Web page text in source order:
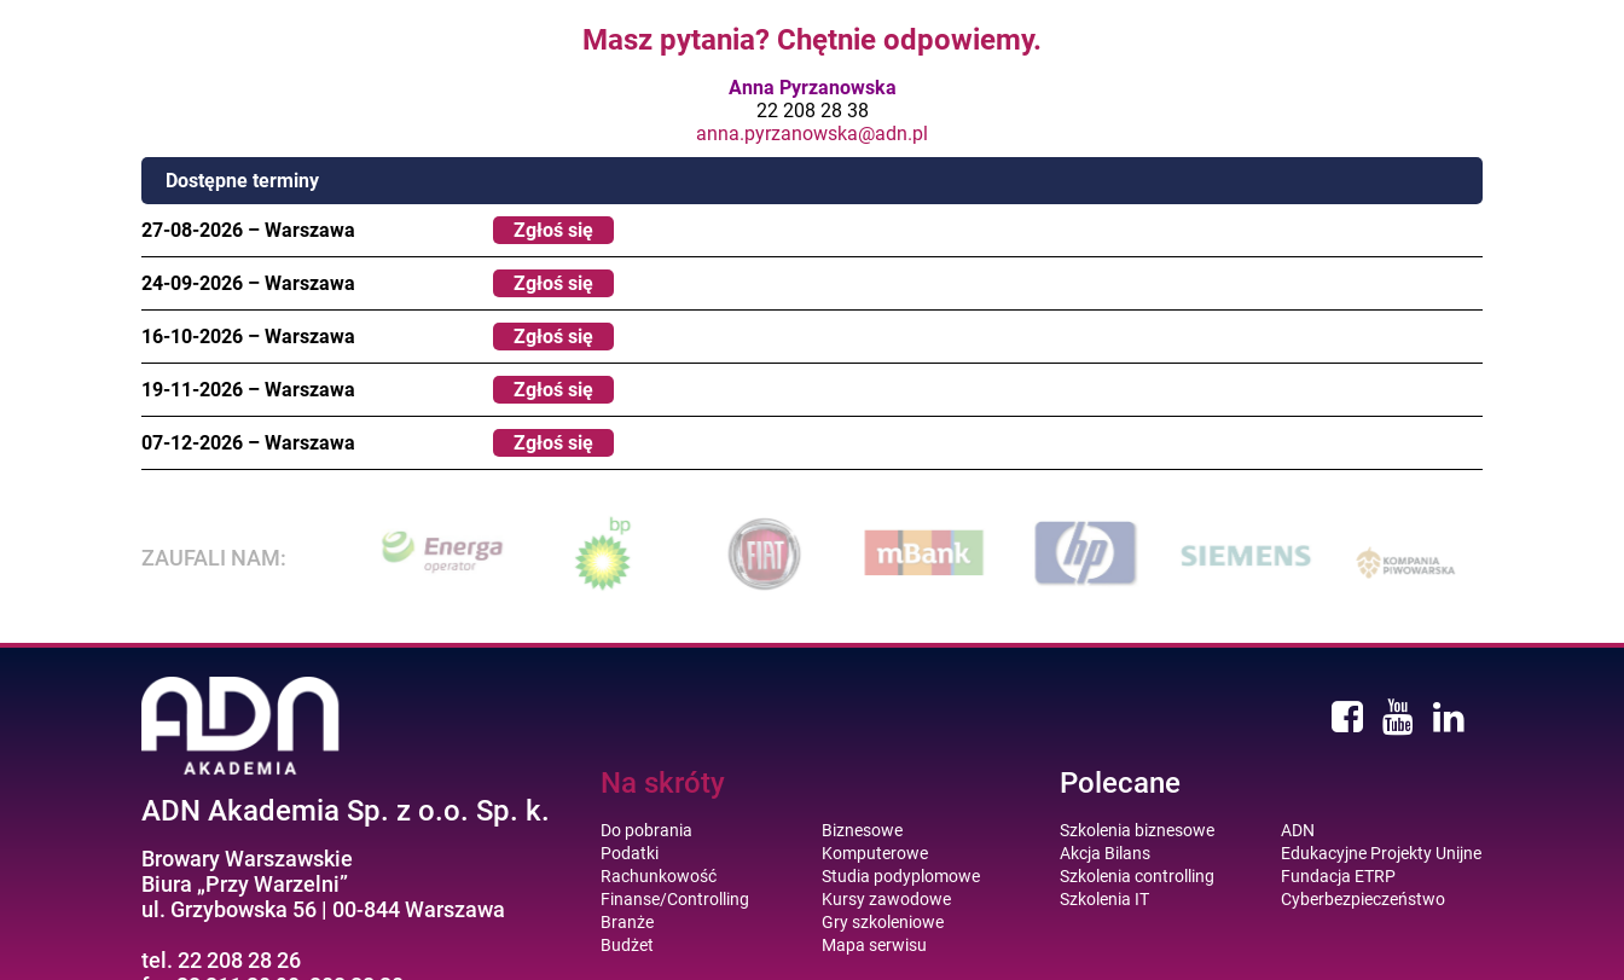
Masz pytania? Chętnie odpowiemy.
Anna Pyrzanowska
22 208 28 38
anna.pyrzanowska@adn.pl
Dostępne terminy
27-08-2026 – Warszawa Zgłoś się
24-09-2026 – Warszawa Zgłoś się
16-10-2026 – Warszawa Zgłoś się
19-11-2026 – Warszawa Zgłoś się
07-12-2026 – Warszawa Zgłoś się
ZAUFALI NAM:
ADN Akademia Sp. z o.o. Sp. k.
Browary Warszawskie
Biura „Przy Warzelni”
ul. Grzybowska 56 | 00-844 Warszawa
tel. 22 208 28 26
Na skróty
Do pobrania
Podatki
Rachunkowość
Finanse/Controlling
Branże
Budżet
Biznesowe
Komputerowe
Studia podyplomowe
Kursy zawodowe
Gry szkoleniowe
Mapa serwisu
Polecane
Szkolenia biznesowe
Akcja Bilans
Szkolenia controlling
Szkolenia IT
ADN
Edukacyjne Projekty Unijne
Fundacja ETRP
Cyberbezpieczeństwo